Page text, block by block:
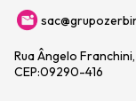
Rua Ângelo
CEP:09290-416